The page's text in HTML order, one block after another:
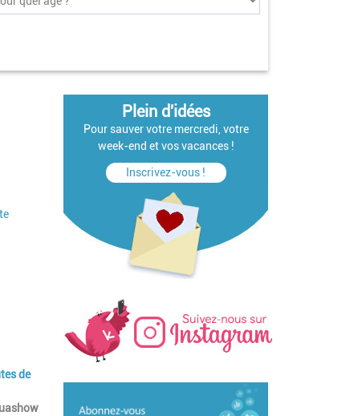
de
Plein d'idées
Pour sauver votre mercredi, votre
week-end et vos vacances !
Inscrivez-vous !